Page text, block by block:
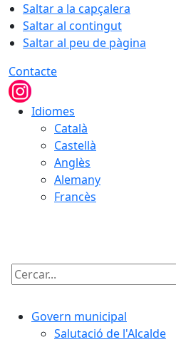
Saltar a la capçalera
Saltar al contingut
Saltar al peu de pàgina
Contacte
Idiomes
Català
Castellà
Anglès
Alemany
Francès
Cercar:
Govern municipal
Salutació de l'Alcalde